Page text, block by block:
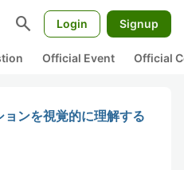
search Login Signup
Official Event Official
ンを視覚的に理解する